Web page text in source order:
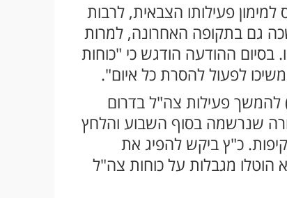
פעילותו הצבאית, לרבות
גם בתקופה האחרונה, למרות
ההודעה הודגש כי "כוחות
לפעול להסרת כל איום".
להמשך פעילות צה"ל בדרום
שנרשמה בסוף השבוע והלחץ
כ"ץ ביקש להפיג את
הוטלו מגבלות על כוחות צה"ל